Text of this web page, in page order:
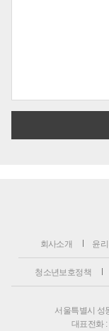
회사소개 윤
청소년보호정책
서울특별시 성
대표전화